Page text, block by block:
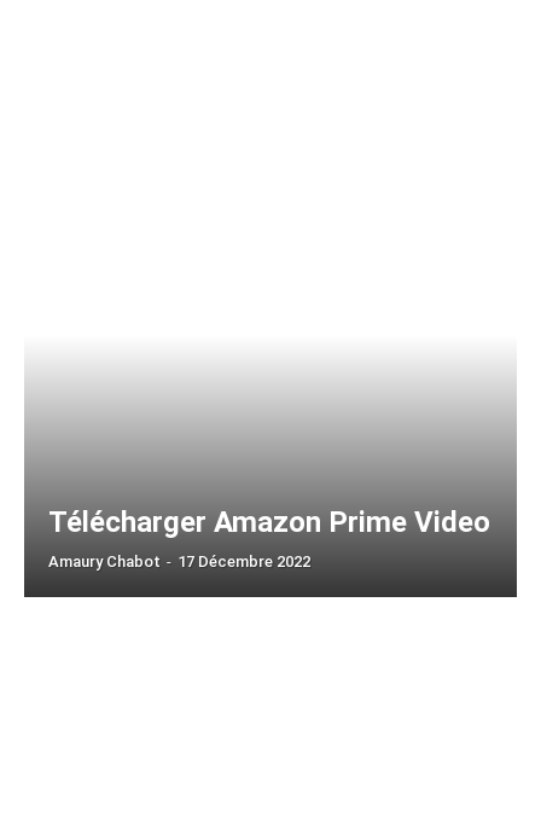
Télécharger Amazon Prime Video
Amaury Chabot - 17 Décembre 2022